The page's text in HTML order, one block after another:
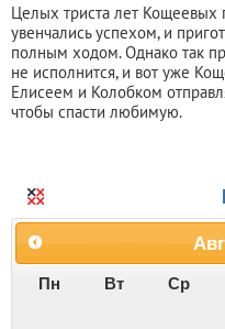
Целых триста лет Кощеевых
увенчались успехом, и
полным ходом. Однако так
не исполнится, и вот уже
Елисеем и Колобком
чтобы спасти любимую.
Пн Вт Ср